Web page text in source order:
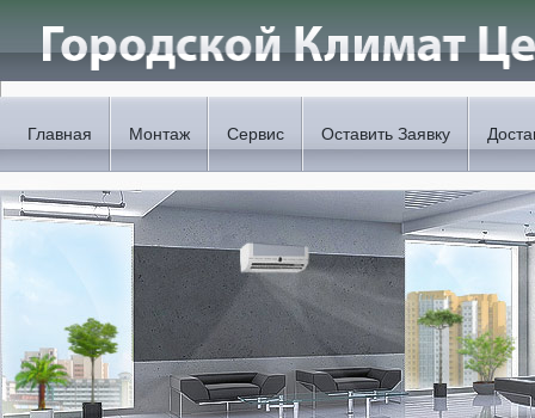
Главная Монтаж Сервис Оставить Заявку